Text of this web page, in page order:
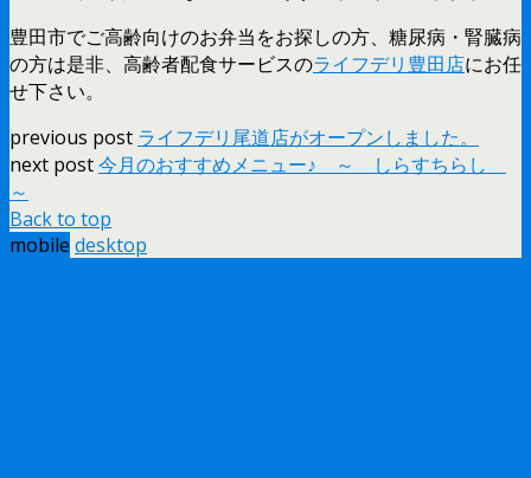
豊田市でご高齢向けのお弁当をお探しの方、糖尿病・腎臓病
の方は是非、高齢者配食サービスのライフデリ豊田店にお任
せ下さい。
previous post ライフデリ尾道店がオープンしました。
next post今月のおすすめメニュー♪ ～ しらすちらし
～
Back to top
mobile desktop